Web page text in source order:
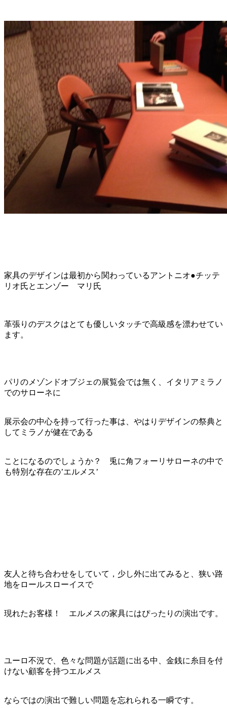
家具のデザインは最初から関わっているアントニオ●チッテ
リオ氏とエンゾー マリ氏
革張りのデスクはとても優しいタッチで高級感を漂わせてい
ます。
パリのメゾンドオブジェの展覧会では無く、イタリアミラノ
でのサローネに
展示会の中心を持って行った事は、やはりデザインの祭典と
してミラノが健在である
ことになるのでしょうか？ 兎に角フォーリサローネの中で
も特別な存在の’エルメス’
友人と待ち合わせをしていて，少し外に出てみると、狭い路
地をロールスローイスで
現れたお客様！ エルメスの家具にはぴったりの演出です。
ユーロ不況で、色々な問題が話題に出る中、金銭に糸目を付
けない顧客を持つエルメス
ならではの演出で難しい問題を忘れられる一瞬です。